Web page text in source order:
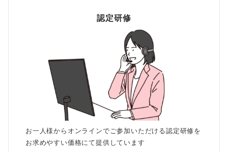
認定研修
お一人様からオンラインでご参加いただける認定研修を
お求めやすい価格にて提供しています